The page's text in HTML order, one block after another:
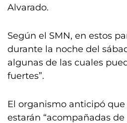
Alvarado.
Según el SMN, en estos
durante la noche del
algunas de las cuales
fuertes”.
El organismo anticipó
estarán “acompañadas